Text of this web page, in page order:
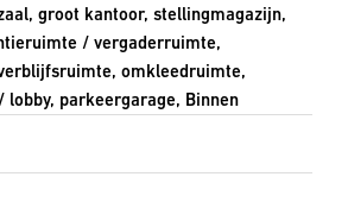
groot kantoor, stellingmagazijn,
/ vergaderruimte,
omkleedruimte,
lobby, parkeergarage, Binnen